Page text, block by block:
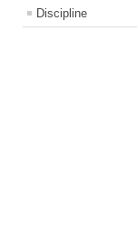
Discipline